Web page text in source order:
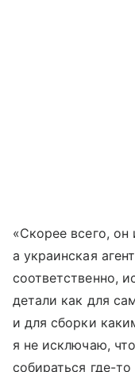
«Скорее всего,
а украинская
соответственно,
детали как для
и для сборки
я не исключаю,
собираться где-